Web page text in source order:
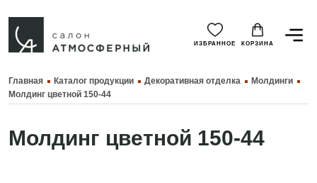
ИЗБРАННОЕ КОРЗИНА
Главная Каталог продукции Декоративная отделка
Молдинги
Молдинг цветной 150-44
Молдинг цветной 150-44